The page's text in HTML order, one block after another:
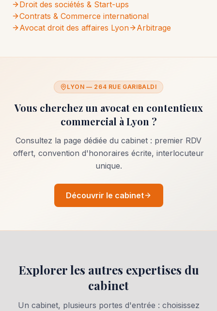
Droit des sociétés & Start-ups
Contrats & Commerce international
Avocat droit des affaires Lyon
Arbitrage
LYON — 264 RUE GARIBALDI
Vous cherchez un avocat en contentieux
commercial à Lyon ?
Consultez la page dédiée du cabinet : premier RDV
offert, convention d'honoraires écrite, interlocuteur
unique.
Découvrir le cabinet
Explorer les autres expertises du
cabinet
Un cabinet, plusieurs portes d'entrée : choisissez